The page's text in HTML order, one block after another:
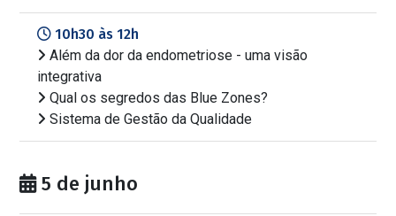
10h30 às 12h
Além da dor da endometriose - uma visão
integrativa
Qual os segredos das Blue Zones?
Sistema de Gestão da Qualidade
5 de junho